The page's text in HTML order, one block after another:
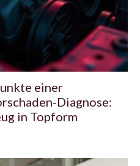
einer
Diagnose:
in Topform